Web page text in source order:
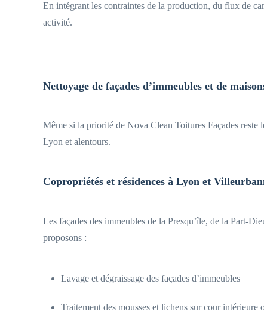
En intégrant les contraintes de la production, du flux de
activité.
Nettoyage de façades d’immeubles et de
Même si la priorité de Nova Clean Toitures Façades reste
Lyon et alentours.
Copropriétés et résidences à Lyon et
Les façades des immeubles de la Presqu’île, de la Part-
proposons :
Lavage et dégraissage des façades d’immeubles
Traitement des mousses et lichens sur cour intérieure